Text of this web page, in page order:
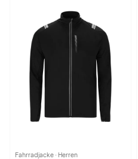
Fahrradjacke · Herren